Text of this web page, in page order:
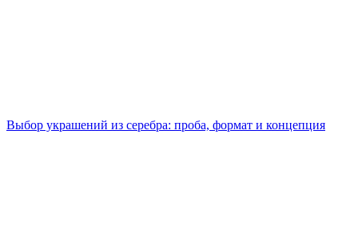
Выбор украшений из серебра: проба, формат и концепция